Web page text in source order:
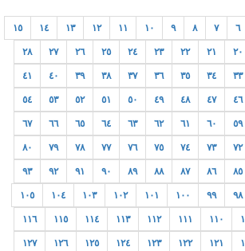
٦ ٧ ٨ ٩ ١٠ ١١ ١٢ ١٣ ١٤ ١٥
٢٠ ٢١ ٢٢ ٢٣ ٢٤ ٢٥ ٢٦ ٢٧ ٢٨
٣٣ ٣٤ ٣٥ ٣٦ ٣٧ ٣٨ ٣٩ ٤٠ ٤١
٤٦ ٤٧ ٤٨ ٤٩ ٥٠ ٥١ ٥٢ ٥٣ ٥٤
٥٩ ٦٠ ٦١ ٦٢ ٦٣ ٦٤ ٦٥ ٦٦ ٦٧
٧٢ ٧٣ ٧٤ ٧٥ ٧٦ ٧٧ ٧٨ ٧٩ ٨٠
٨٥ ٨٦ ٨٧ ٨٨ ٨٩ ٩٠ ٩١ ٩٢ ٩٣
٩٨ ٩٩ ١٠٠ ١٠١ ١٠٢ ١٠٣ ١٠٤ ١٠٥
١١٠ ١١١ ١١٢ ١١٣ ١١٤ ١١٥ ١١٦
١٢١ ١٢٢ ١٢٣ ١٢٤ ١٢٥ ١٢٦ ١٢٧